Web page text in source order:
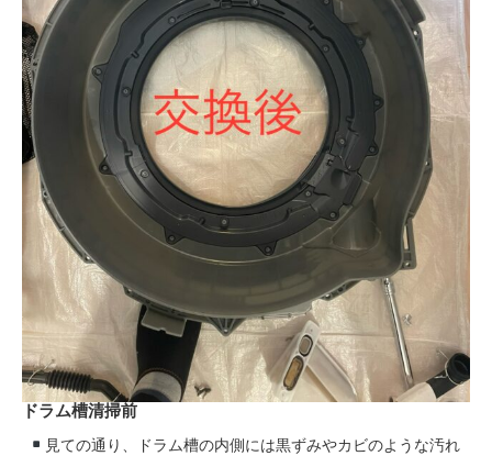
ドラム槽清掃前
見ての通り、ドラム槽の内側には黒ずみやカビのような汚れ